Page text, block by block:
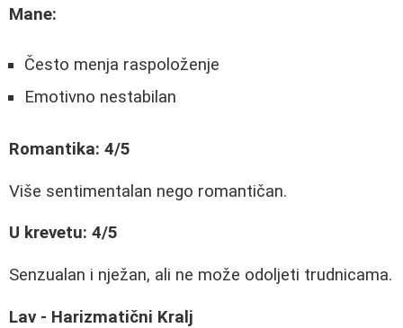
Mane:
Često menja raspoloženje
Emotivno nestabilan
Romantika: 4/5
Više sentimentalan nego romantičan.
U krevetu: 4/5
Senzualan i nježan, ali ne može odoljeti trudnicama.
Lav - Harizmatični Kralj